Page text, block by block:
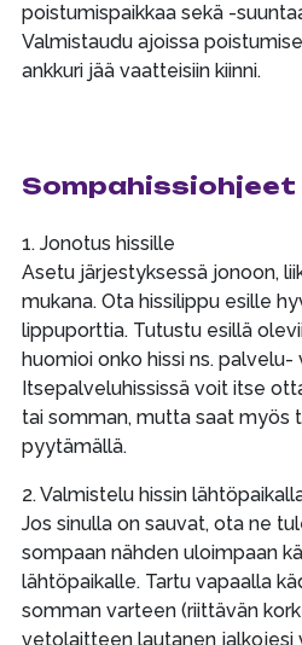
poistumispaikkaa sekä -
Valmistaudu ajoissa
ankkuri jää vaatteisiin kiinni.
Sompahissiohjeet
1. Jonotus hissille
Asetu järjestyksessä jonoon,
mukana. Ota hissilippu esille
lippuporttia. Tutustu esillä
huomioi onko hissi ns. palvelu-
Itsepalveluhississä voit itse
tai somman, mutta saat myös
pyytämällä.
2. Valmistelu hissin
Jos sinulla on sauvat, ota ne
sompaan nähden uloimpaan
lähtöpaikalle. Tartu vapaalla
somman varteen (riittävän
vetolaitteen lautanen jalkojesi